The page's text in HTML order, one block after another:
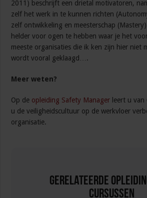
2011) beschrijft een drietal motivatoren,
zelf het werk in te kunnen richten
zelf ontwikkeling en meesterschap
helder voor ogen te hebben waar je het
meeste organisaties die ik ken zijn hier niet
wordt vooral geklaagd….
Meer weten?
Op de opleiding Safety Manager leert u van
u de veiligheidscultuur op de werkvloer
organisatie.
Gerelateerde
Cursussen